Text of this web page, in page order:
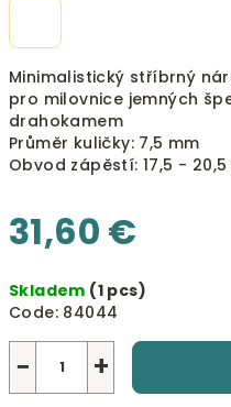
Minimalistický stříbrný
pro milovnice jemných
drahokamem
Průměr kuličky: 7,5 mm
Obvod zápěstí: 17,5 -
31,60 €
price:
Skladem (1 pcs)
Code: 84044
+
−